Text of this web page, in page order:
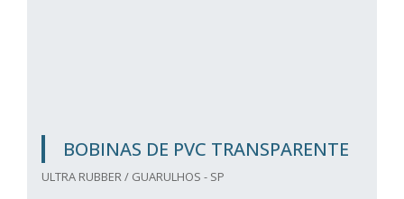
BOBINAS DE PVC TRANSPARENTE
ULTRA RUBBER / GUARULHOS - SP